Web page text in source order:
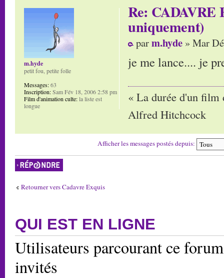
Re:
uniquement)
parm.hyde » Mar
je me lance.... je
« La durée d'un film
Alfred Hitchcock
m.hyde
petit fou, petite folle
Messages:63
Inscription:Sam Fév 18, 2006 2:58 pm
Film d'animation culte:la liste est
longue
Afficher les messages postés depuis:
Répondre
Retourner vers Cadavre Exquis
QUI EST EN LIGNE
Utilisateurs parcourant ce
invités